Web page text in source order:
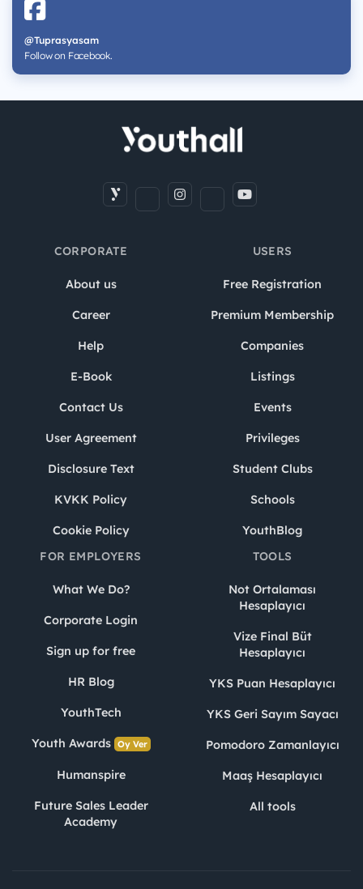
@Tuprasyasam
Follow on Facebook.
CORPORATE
About us
Career
Help
E-Book
Contact Us
User Agreement
Disclosure Text
KVKK Policy
Cookie Policy
USERS
Free Registration
Premium Membership
Companies
Listings
Events
Privileges
Student Clubs
Schools
YouthBlog
FOR EMPLOYERS
What We Do?
Corporate Login
Sign up for free
HR Blog
YouthTech
Youth Awards Oy Ver
Humanspire
Future Sales Leader
Academy
TOOLS
Not Ortalaması
Hesaplayıcı
Vize Final Büt
Hesaplayıcı
YKS Puan Hesaplayıcı
YKS Geri Sayım Sayacı
Pomodoro Zamanlayıcı
Maaş Hesaplayıcı
All tools